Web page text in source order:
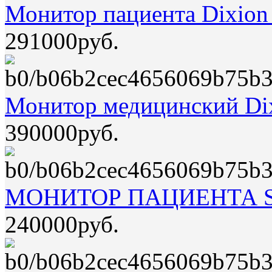
Монитор пациента
291000руб.
Монитор медицинский
390000руб.
МОНИТОР ПАЦИЕНТА
240000руб.